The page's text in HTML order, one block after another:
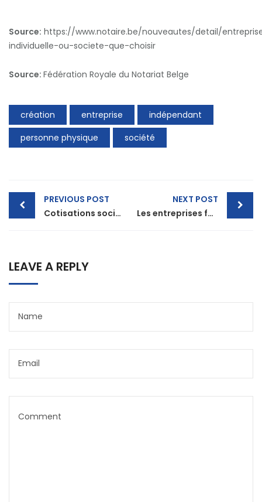
Source: https://www.notaire.be/nouveautes/detail/
individuelle-ou-societe-que-choisir
Source: Fédération Royale du Notariat Belge
création entreprise
indépendant
personne physique
société
Post
navigation
PREVIOUS POST
Cotisations sociales pour les indépendants : quatre seuils supplémentaires
NEXT POST
Les entreprises familiales font mieux que la Bourse
LEAVE A REPLY